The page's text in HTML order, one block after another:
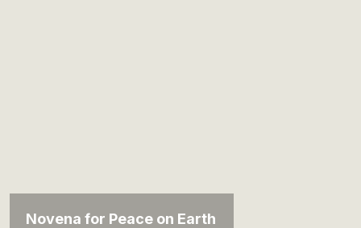
Novena for Peace on Earth